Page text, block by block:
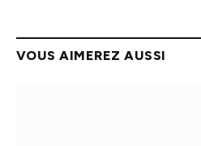
VOUS AIMEREZ AUSSI